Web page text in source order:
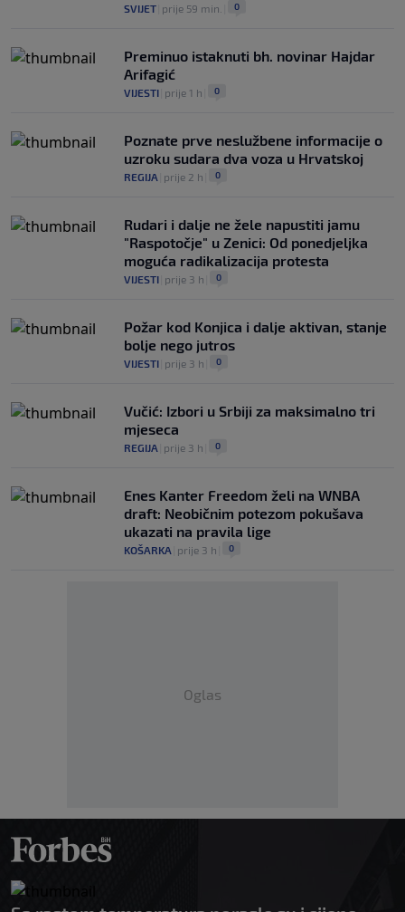
SVIJET prije 59 min. 0
Preminuo istaknuti bh. novinar Hajdar
Arifagić
VIJESTI prije 1 h 0
Poznate prve neslužbene informacije o
uzroku sudara dva voza u Hrvatskoj
REGIJA prije 2 h 0
Rudari i dalje ne žele napustiti jamu
"Raspotočje" u Zenici: Od ponedjeljka
moguća radikalizacija protesta
VIJESTI prije 3 h 0
Požar kod Konjica i dalje aktivan, stanje
bolje nego jutros
VIJESTI prije 3 h 0
Vučić: Izbori u Srbiji za maksimalno tri
mjeseca
REGIJA prije 3 h 0
Enes Kanter Freedom želi na WNBA
draft: Neobičnim potezom pokušava
ukazati na pravila lige
KOŠARKA prije 3 h 0
Oglas